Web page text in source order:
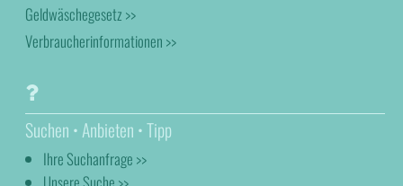
Geldwäschegesetz >>
Verbraucherinformationen >>
Suchen • Anbieten • Tipp
Ihre Suchanfrage >>